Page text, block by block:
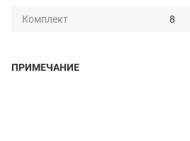
Комплект
8
ПРИМЕЧАНИЕ